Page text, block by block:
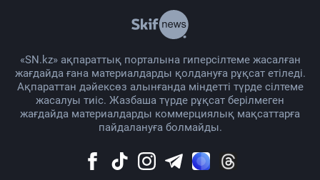
«SN.kz» ақпараттық порталына гиперсілтеме жасалған
жағдайда ғана материалдарды қолдануға рұқсат етіледі.
Ақпараттан дәйексөз алынғанда міндетті түрде сілтеме
жасалуы тиіс. Жазбаша түрде рұқсат берілмеген
жағдайда материалдарды коммерциялық мақсаттарға
пайдалануға болмайды.